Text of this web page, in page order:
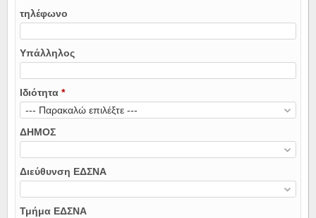
τηλέφωνο
Υπάλληλος
Ιδιότητα *
ΔΗΜΟΣ
Διεύθυνση ΕΔΣΝΑ
Τμήμα ΕΔΣΝΑ